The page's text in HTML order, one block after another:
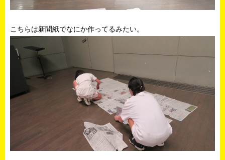
こちらは新聞紙でなにか作ってるみたい。